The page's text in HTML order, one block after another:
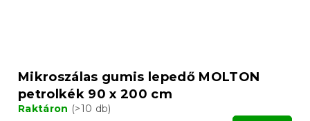
Mikroszálas gumis lepedő MOLTON
petrolkék 90 x 200 cm
Raktáron (>10 db)